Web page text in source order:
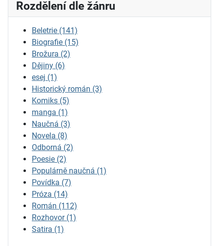
Rozdělení dle žánru
Beletrie (141)
Biografie (15)
Brožura (2)
Dějiny (6)
esej (1)
Historický román (3)
Komiks (5)
manga (1)
Naučná (3)
Novela (8)
Odborná (2)
Poesie (2)
Populárně naučná (1)
Povídka (7)
Próza (14)
Román (112)
Rozhovor (1)
Satira (1)